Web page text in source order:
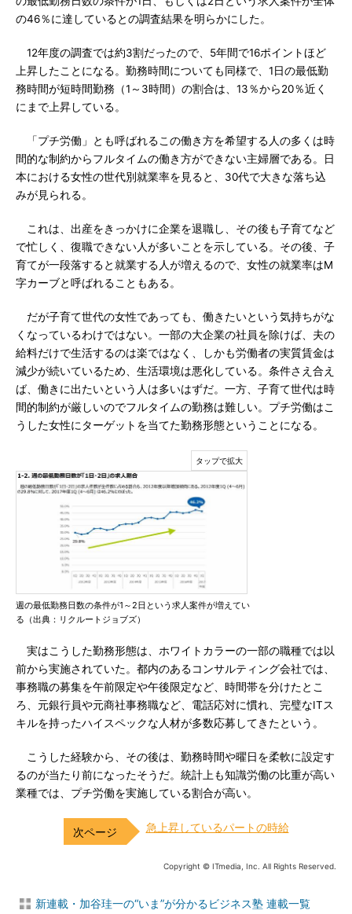
の46％に達しているとの調査結果を明らかにした。
12年度の調査では約3割だったので、5年間で16ポイントほど
上昇したことになる。勤務時間についても同様で、1日の最低勤
務時間が短時間勤務（1～3時間）の割合は、13％から20％近く
にまで上昇している。
「プチ労働」とも呼ばれるこの働き方を希望する人の多くは時
間的な制約からフルタイムの働き方ができない主婦層である。日
本における女性の世代別就業率を見ると、30代で大きな落ち込
みが見られる。
これは、出産をきっかけに企業を退職し、その後も子育てなど
で忙しく、復職できない人が多いことを示している。その後、子
育てが一段落すると就業する人が増えるので、女性の就業率はM
字カーブと呼ばれることもある。
だが子育て世代の女性であっても、働きたいという気持ちがな
くなっているわけではない。一部の大企業の社員を除けば、夫の
給料だけで生活するのは楽ではなく、しかも労働者の実質賃金は
減少が続いているため、生活環境は悪化している。条件さえ合え
ば、働きに出たいという人は多いはずだ。一方、子育て世代は時
間的制約が厳しいのでフルタイムの勤務は難しい。プチ労働はこ
うした女性にターゲットを当てた勤務形態ということになる。
週の最低勤務日数の条件が1～2日という求人案件が増えてい
る（出典：リクルートジョブズ）
実はこうした勤務形態は、ホワイトカラーの一部の職種では以
前から実施されていた。都内のあるコンサルティング会社では、
事務職の募集を午前限定や午後限定など、時間帯を分けたとこ
ろ、元銀行員や元商社事務職など、電話応対に慣れ、完璧なITス
キルを持ったハイスペックな人材が多数応募してきたという。
こうした経験から、その後は、勤務時間や曜日を柔軟に設定す
るのが当たり前になったそうだ。統計上も知識労働の比重が高い
業種では、プチ労働を実施している割合が高い。
急上昇しているパートの時給
Copyright © ITmedia, Inc. All Rights Reserved.
新連載・加谷珪一の“いま”が分かるビジネス塾 連載一覧